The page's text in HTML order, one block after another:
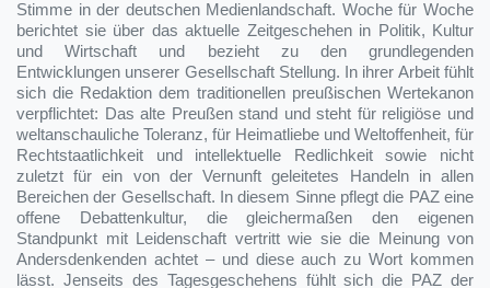
Stimme in der deutschen Medienlandschaft. Woche für Woche
berichtet sie über das aktuelle Zeitgeschehen in Politik, Kultur
und Wirtschaft und bezieht zu den grundlegenden
Entwicklungen unserer Gesellschaft Stellung. In ihrer Arbeit fühlt
sich die Redaktion dem traditionellen preußischen Wertekanon
verpflichtet: Das alte Preußen stand und steht für religiöse und
weltanschauliche Toleranz, für Heimatliebe und Weltoffenheit, für
Rechtstaatlichkeit und intellektuelle Redlichkeit sowie nicht
zuletzt für ein von der Vernunft geleitetes Handeln in allen
Bereichen der Gesellschaft. In diesem Sinne pflegt die PAZ eine
offene Debattenkultur, die gleichermaßen den eigenen
Standpunkt mit Leidenschaft vertritt wie sie die Meinung von
Andersdenkenden achtet – und diese auch zu Wort kommen
lässt. Jenseits des Tagesgeschehens fühlt sich die PAZ der